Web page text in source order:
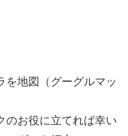
を地図（グーグルマッ
のお役に立てれば幸い